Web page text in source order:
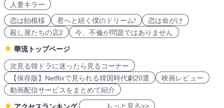
人妻キラー
恋は飴模様
君へと続く僕のドリーム!
恋は命がけ
殺し屋たちの店2
今、不倫が問題ではありません
華流トップページ
次見る韓ドラに迷ったら見るコーナー
【保存版】Netflixで見られる韓国時代劇20選
映画レビュー
動画配信サービスをまとめて紹介
もっと見る>>